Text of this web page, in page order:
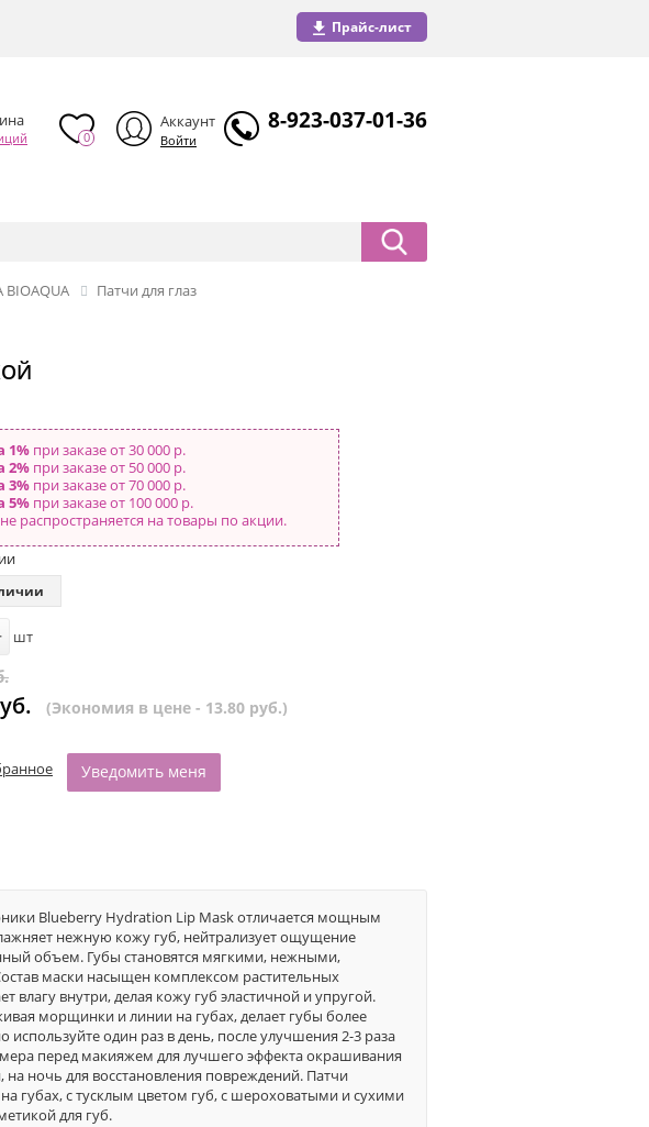
Прайс-лист
0
Аккаунт
Войти
8-923-037-01-36
Патчи для глаз
1% при заказе от 30 000 р.
2% при заказе от 50 000 р.
3% при заказе от 70 000 р.
5% при заказе от 100 000 р.
распространяется на товары по акции.
шт
(Экономия в цене - 13.80 руб.)
Уведомить меня
Blueberry Hydration Lip Mask отличается мощным
нежную кожу губ, нейтрализует ощущение
объем. Губы становятся мягкими, нежными,
маски насыщен комплексом растительных
влагу внутри, делая кожу губ эластичной и упругой.
морщинки и линии на губах, делает губы более
один раз в день, после улучшения 2-3 раза
перед макияжем для лучшего эффекта окрашивания
на ночь для восстановления повреждений. Патчи
губах, с тусклым цветом губ, с шероховатыми и сухими
для губ.